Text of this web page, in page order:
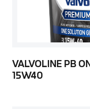
VALVOLINE PB
15W40